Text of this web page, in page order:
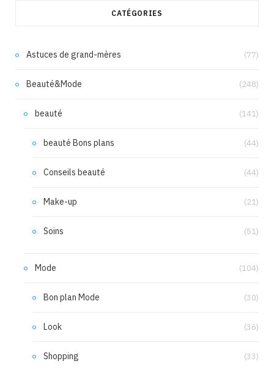
CATÉGORIES
Astuces de grand-mères (77)
Beauté&Mode (248)
beauté (141)
beauté Bons plans (44)
Conseils beauté (44)
Make-up (21)
Soins (51)
Mode (104)
Bon plan Mode (30)
Look (36)
Shopping (33)